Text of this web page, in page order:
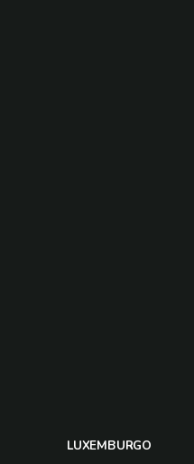
LUXEMBURGO